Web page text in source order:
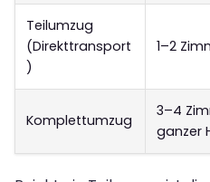
Teilumzug
(Direkttransport
)
1–2
Komplettumzug
3–4
ganzer